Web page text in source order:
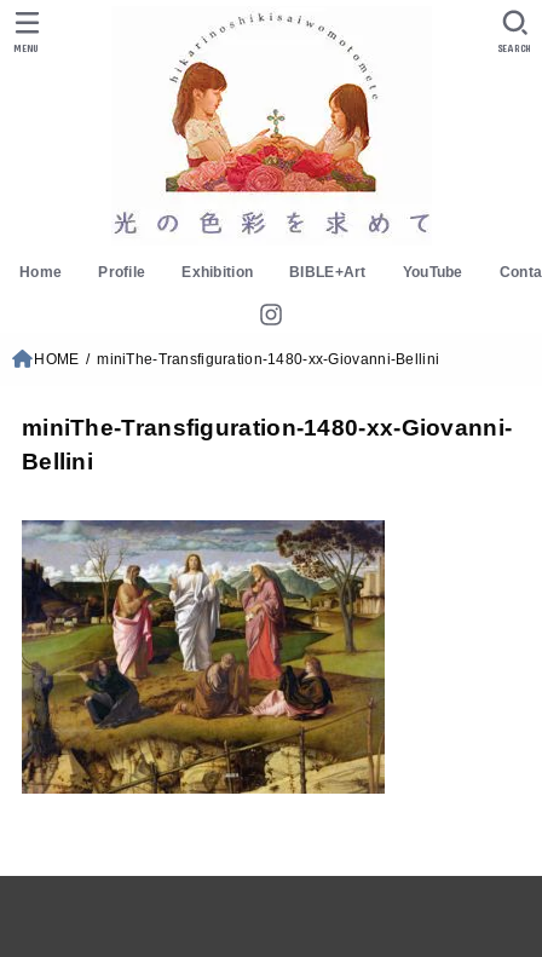
Home Profile Exhibition BIBLE+Art YouTube
SEARCH
MENU
HOME miniThe-Transfiguration-1480-xx-Giovanni-Bellini
miniThe-Transfiguration-1480-xx-Giovanni-
Bellini